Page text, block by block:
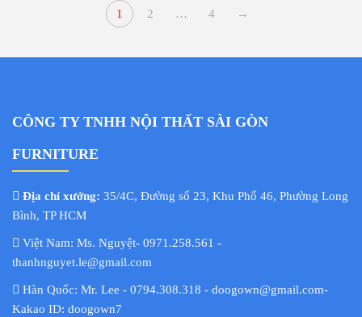
1 2 … 4 →
CÔNG TY TNHH NỘI THẤT SÀI GÒN
FURNITURE
Địa chỉ xưởng: 35/4C, Đường số 23, Khu Phố 46, Phường Long
Bình, TP HCM
Việt Nam: Ms. Nguyệt- 0971.258.561 -
thanhnguyet.le@gmail.com
Hàn Quốc: Mr. Lee - 0794.308.318 - doogown@gmail.com-
Kakao ID: doogown7